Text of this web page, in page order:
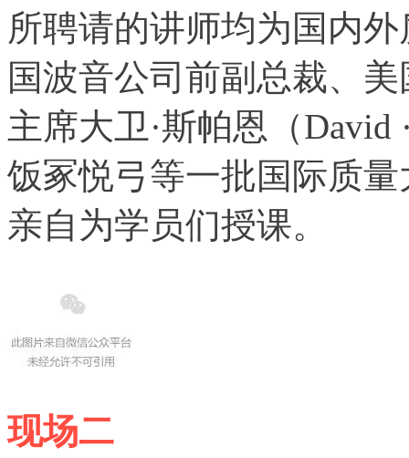
所聘请的讲师均为国内
国波音公司前副总裁、
主席大卫·斯帕恩（David
饭冢悦弓等一批国际质
亲自为学员们授课。
现场二